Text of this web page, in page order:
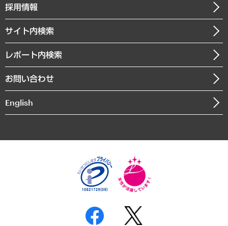
経済・産業・雇用・労働
まちづくり・観光・交通・スポーツ・スマートシティ
自然資源・農林水産業・食料システム
経営用語集
受託・受注実績（官公庁関連）
メディア掲載・出演
会社概要
沿革
組織図・本部部室紹介
インドネシア現地法人
個人情報保護方針
反社会的勢力に対する基本方針
ニュースリリース
お知らせ
採用情報
サイト内検索
レポート内検索
お問い合わせ
English